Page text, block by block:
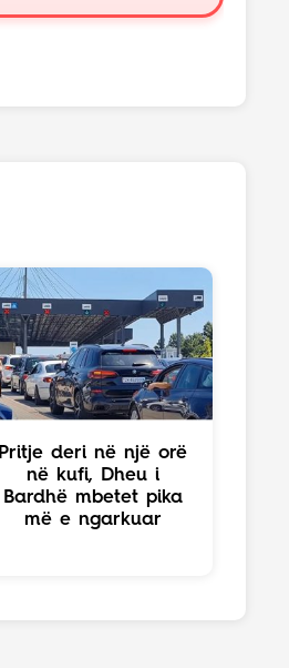
Pritje deri në një orë
në kufi, Dheu i
Bardhë mbetet pika
më e ngarkuar